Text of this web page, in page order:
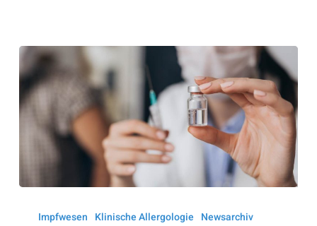
DERImpfwesen Klinische Allergologie Newsarchiv